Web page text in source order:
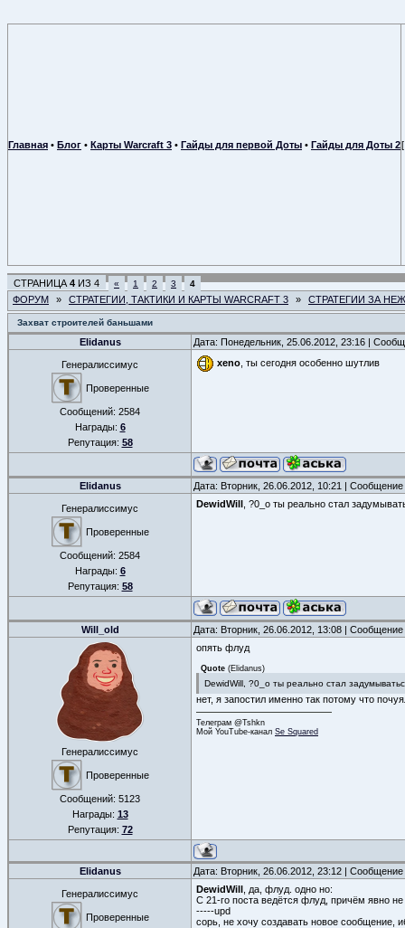
Главная • Блог • Карты Warcraft 3 • Гайды для первой Доты • Гайды для Доты 2
СТРАНИЦА 4 ИЗ 4 « 1 2 3 4
ФОРУМ » СТРАТЕГИИ, ТАКТИКИ И КАРТЫ WARCRAFT 3 » СТРАТЕГИИ ЗА
Захват строителей баньшами
Elidanus Дата: Понедельник, 25.06.2012, 23:16 |
Генералиссимус
Проверенные
Сообщений: 2584
Награды: 6
Репутация: 58
xeno , ты сегодня особенно шутлив
Elidanus Дата: Вторник, 26.06.2012, 10:21 |
Генералиссимус
Проверенные
Сообщений: 2584
Награды: 6
Репутация: 58
DewidWill , ?0_о ты реально стал
Will_old Дата: Вторник, 26.06.2012, 13:08 |
Генералиссимус
Проверенные
Сообщений: 5123
Награды: 13
Репутация: 72
опять флуд
Quote (Elidanus)
DewidWill, ?0_о ты реально стал
нет, я запостил именно так потому что
Телеграм @Tshkn
Мой YouTube-канал Se Squared
Elidanus Дата: Вторник, 26.06.2012, 23:12 |
Генералиссимус
Проверенные
DewidWill , да, флуд. одно но:
С 21-го поста ведётся флуд, причём явно
-----upd
сорь, не хочу создавать новое сообщение,